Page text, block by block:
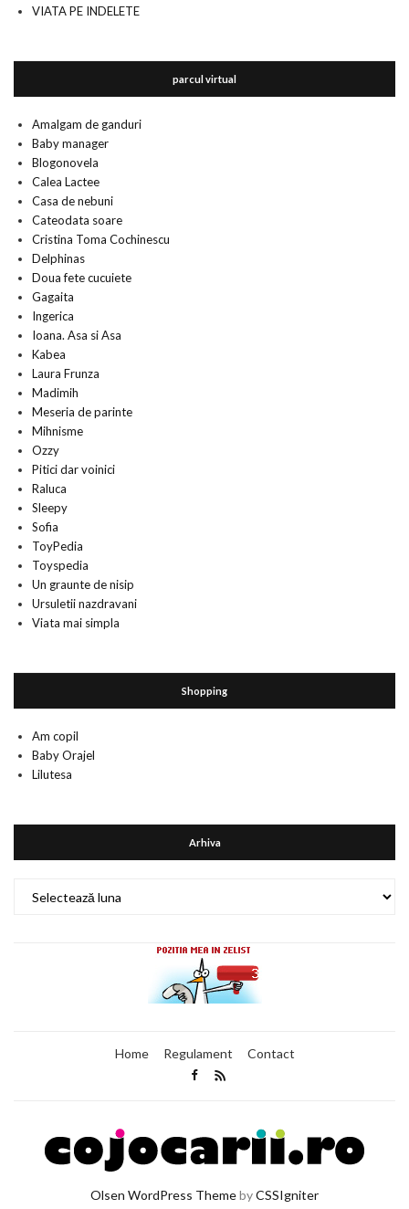
VIATA PE INDELETE
parcul virtual
Amalgam de ganduri
Baby manager
Blogonovela
Calea Lactee
Casa de nebuni
Cateodata soare
Cristina Toma Cochinescu
Delphinas
Doua fete cucuiete
Gagaita
Ingerica
Ioana. Asa si Asa
Kabea
Laura Frunza
Madimih
Meseria de parinte
Mihnisme
Ozzy
Pitici dar voinici
Raluca
Sleepy
Sofia
ToyPedia
Toyspedia
Un graunte de nisip
Ursuletii nazdravani
Viata mai simpla
Shopping
Am copil
Baby Orajel
Lilutesa
Arhiva
Home Regulament Contact
Olsen WordPress ThemebyCSSIgniter